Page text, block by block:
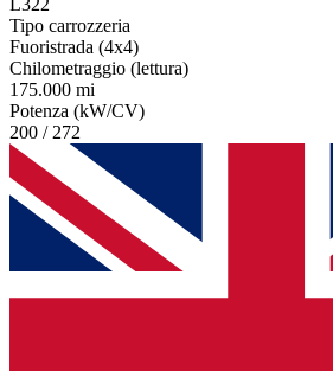
L322
Tipo carrozzeria
Fuoristrada (4x4)
Chilometraggio (lettura)
175.000 mi
Potenza (kW/CV)
200 / 272